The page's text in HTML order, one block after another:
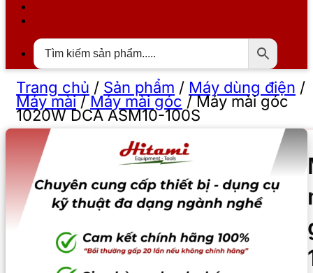
Trang chủ / Sản phẩm / Máy dùng điện /
Máy mài/Máy mài góc /Máy mài góc
1020W DCA ASM10-100S